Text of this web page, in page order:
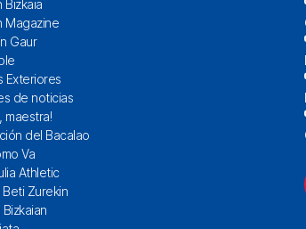
Bizkaia
Magazine
Gaur
Exteriores
de noticias
maestra!
del Bacalao
Va
Athletic
Zurekin